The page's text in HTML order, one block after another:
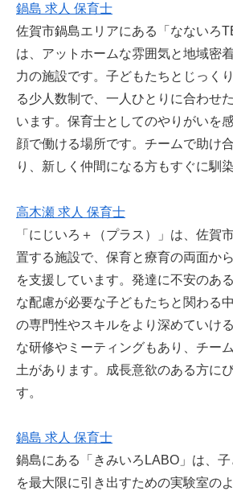
鍋島 求人 保育士
佐賀市鍋島エリアにある「なないろ
は、アットホームな雰囲気と地域密
力の施設です。子どもたちとじっく
る少人数制で、一人ひとりに合わせ
います。保育士としてのやりがいを
顔で働ける場所です。チームで助け
り、新しく仲間になる方もすぐに馴染
高木瀬 求人 保育士
「にじいろ＋（プラス）」は、佐賀
置する施設で、保育と療育の両面か
を支援しています。発達に不安のあ
な配慮が必要な子どもたちと関わる
の専門性やスキルをより深めていけ
な研修やミーティングもあり、チー
土があります。成長意欲のある方に
す。
鍋島 求人 保育士
鍋島にある「きみいろLABO」は、
を最大限に引き出すための実験室の